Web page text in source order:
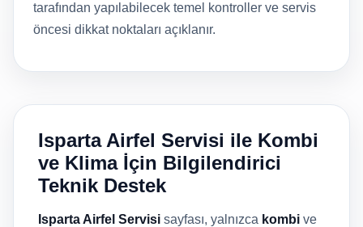
tarafından yapılabilecek temel kontroller ve servis
öncesi dikkat noktaları açıklanır.
Isparta Airfel Servisi ile Kombi
ve Klima İçin Bilgilendirici
Teknik Destek
Isparta Airfel Servisi sayfası, yalnızca kombi ve